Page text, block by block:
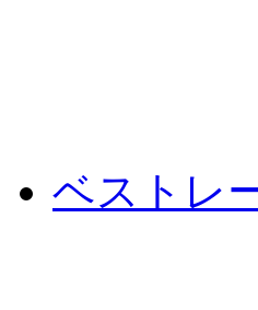
ベストレ